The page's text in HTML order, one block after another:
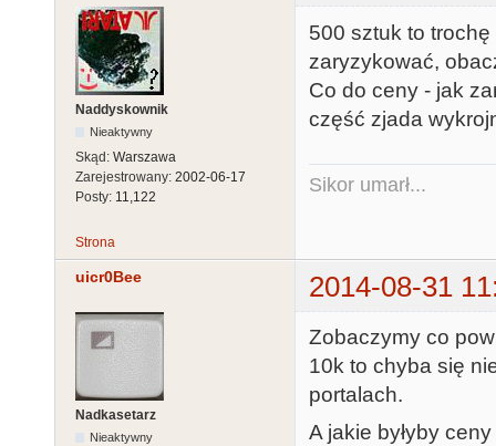
Naddyskownik
Nieaktywny
Skąd: Warszawa
Zarejestrowany: 2002-06-17
Posty: 11,122
500 sztuk to
zaryzykować,
Co do ceny - jak
część zjada
Sikor umarł...
Strona
uicr0Bee 2014-08-31
Nadkasetarz
Nieaktywny
Zobaczymy co
10k to chyba się
portalach.
A jakie byłyby